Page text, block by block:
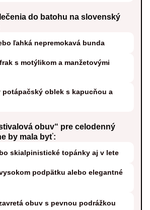
do batohu na slovenský
ľahká nepremokavá bunda
s motýlikom a manžetovými
potápačský oblek s kapucňou a
obuv“ pre celodenný
by mala byť:
skialpinistické topánky aj v lete
podpätku alebo elegantné
obuv s pevnou podrážkou